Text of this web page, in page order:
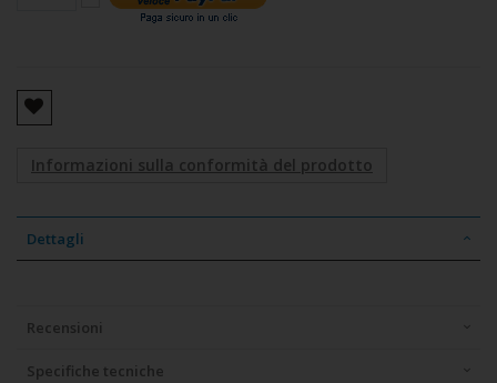
Informazioni sulla conformità del prodotto
Dettagli
Recensioni
Specifiche tecniche